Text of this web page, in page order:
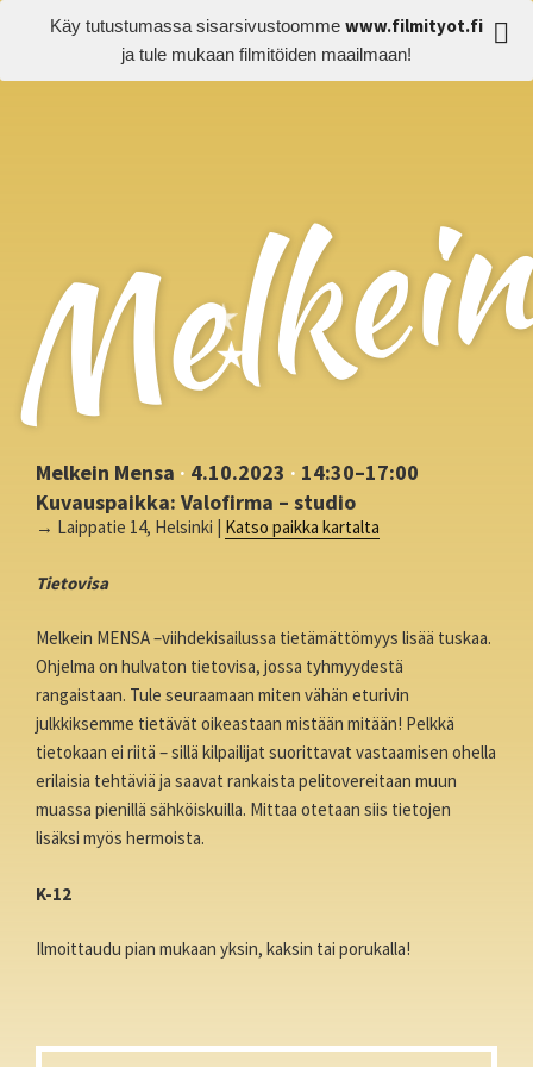
Käy tutustumassa sisarsivustoomme www.filmityot.fi
ja tule mukaan filmitöiden maailmaan!
Melkein Mensa · 4.10.2023 · 14:30–17:00
Kuvauspaikka: Valofirma – studio
→ Laippatie 14, Helsinki | Katso paikka kartalta
Tietovisa
Melkein MENSA –viihdekisailussa tietämättömyys lisää tuskaa.
Ohjelma on hulvaton tietovisa, jossa tyhmyydestä
rangaistaan. Tule seuraamaan miten vähän eturivin
julkkiksemme tietävät oikeastaan mistään mitään! Pelkkä
tietokaan ei riitä – sillä kilpailijat suorittavat vastaamisen ohella
erilaisia tehtäviä ja saavat rankaista pelitovereitaan muun
muassa pienillä sähköiskuilla. Mittaa otetaan siis tietojen
lisäksi myös hermoista.
K-12
Ilmoittaudu pian mukaan yksin, kaksin tai porukalla!